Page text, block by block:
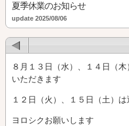
夏季休業のお知らせ
update 2025/08/06
８月１３日（水）、１４日（
いただきます
１２日（火）、１５日（土）
ヨロシクお願いします